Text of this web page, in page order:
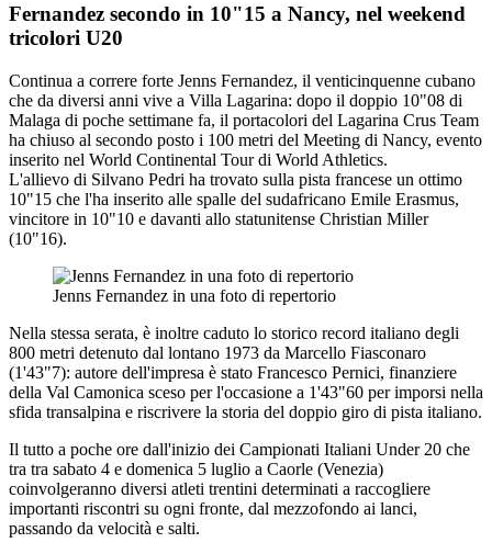
Fernandez secondo in 10"15 a Nancy, nel weekend
tricolori U20
Continua a correre forte Jenns Fernandez, il venticinquenne cubano
che da diversi anni vive a Villa Lagarina: dopo il doppio 10"08 di
Malaga di poche settimane fa, il portacolori del Lagarina Crus Team
ha chiuso al secondo posto i 100 metri del Meeting di Nancy, evento
inserito nel World Continental Tour di World Athletics.
L'allievo di Silvano Pedri ha trovato sulla pista francese un ottimo
10"15 che l'ha inserito alle spalle del sudafricano Emile Erasmus,
vincitore in 10"10 e davanti allo statunitense Christian Miller
(10"16).
Jenns Fernandez in una foto di repertorio
Nella stessa serata, è inoltre caduto lo storico record italiano degli
800 metri detenuto dal lontano 1973 da Marcello Fiasconaro
(1'43"7): autore dell'impresa è stato Francesco Pernici, finanziere
della Val Camonica sceso per l'occasione a 1'43"60 per imporsi nella
sfida transalpina e riscrivere la storia del doppio giro di pista italiano.
Il tutto a poche ore dall'inizio dei Campionati Italiani Under 20 che
tra tra sabato 4 e domenica 5 luglio a Caorle (Venezia)
coinvolgeranno diversi atleti trentini determinati a raccogliere
importanti riscontri su ogni fronte, dal mezzofondo ai lanci,
passando da velocità e salti.